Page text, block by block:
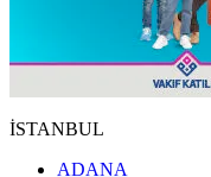
İSTANBUL
ADANA